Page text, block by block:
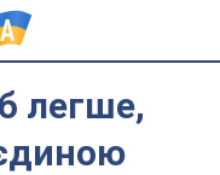
легше,